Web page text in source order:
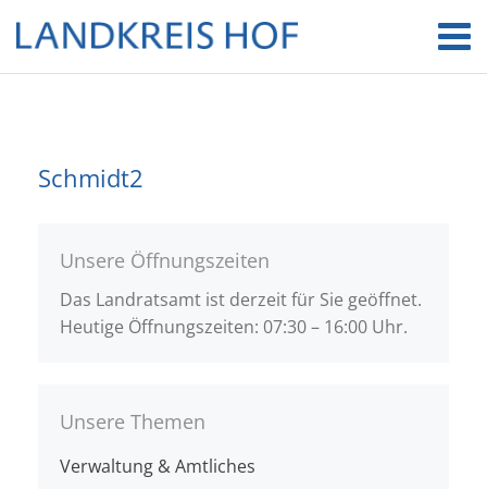
Schmidt2
Unsere Öffnungszeiten
Das Landratsamt ist derzeit für Sie geöffnet.
Heutige Öffnungszeiten: 07:30 – 16:00 Uhr.
Unsere Themen
Verwaltung & Amtliches